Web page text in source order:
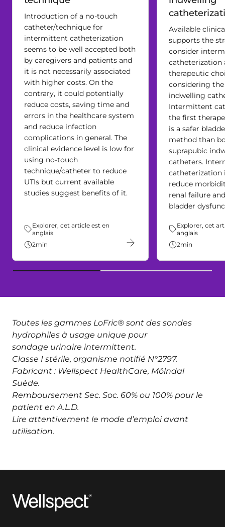
Introduction of a no-touch
catheter/technique for
intermittent catheterization
seems to be well accepted both
by caregivers and patients and
it is not necessarily associated
with higher costs. On the
contrary, it could potentially
reduce costs, saving time and
errors in the healthcare system
and reduce infection
complications in general. The
clinical evidence level is low for
using no-touch
technique/catheter to reduce
UTIs but current available
studies suggest benefits of it.
Thème:
Explorer, cet article est en
anglais
2min
Available
supports the
consider
catheterization
therapeutic
considering the
indwelling
Intermittent
the first
is a safer
method than
suprapubic
catheters.
catheterization
reduce
renal failure
bladder
Thème:
Explorer, cet
anglais
2min
Toutes les gammes LoFric® sont des sondes
hydrophiles à usage unique pour
sondage urinaire intermittent.
Classe I stérile, organisme notifié N°2797.
Fabricant : Wellspect HealthCare, Mölndal
Suède.
Remboursement Sec. Soc. 60% ou 100% pour le
patient en A.L.D.
Lire attentivement le mode d’emploi avant
utilisation.
Wellspect